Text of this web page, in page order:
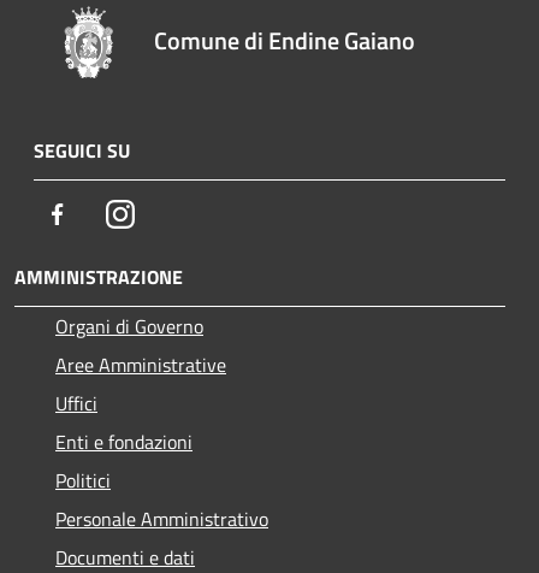
Comune di Endine Gaiano
SEGUICI SU
FacebookInstagram
AMMINISTRAZIONE
Organi di Governo
Aree Amministrative
Uffici
Enti e fondazioni
Politici
Personale Amministrativo
Documenti e dati